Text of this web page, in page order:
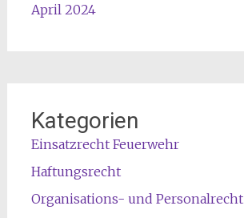
April 2024
Kategorien
Einsatzrecht Feuerwehr
Haftungsrecht
Organisations- und Personalrecht